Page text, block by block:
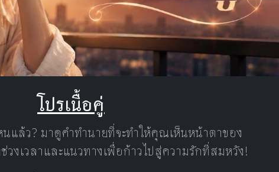
โปรเนื้อคู่
แล้ว? มาดูคำทำนายที่จะทำให้คุณเห็นหน้าตาของ
งเวลาและแนวทางเพื่อก้าวไปสู่ความรักที่สมหวัง!